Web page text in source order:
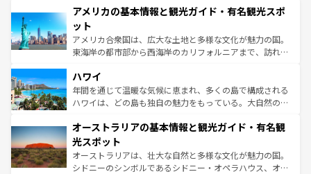
ンツ一覧を参照してほしい。
の建物がそのまま残る町や、スイスならではのユニークな
博物館もあり、アルプス観光だけでなく町歩きも満喫する
ことができる。国民の所得が高いため物価も高いが、旅行
者向けの交通パス提供のサービスもあり、うまく活用すれ
着のスイス情報は
アメリカの基本情報と観光ガイド・有名観光スポ
ット
アメリカ合衆国は、広大な土地と多様な文化が魅力の国。
東海岸の都市部から西海岸のカリフォルニアまで、訪れる
のような巨大都市は、観光、ショッピング、エンターテイ
ンメントが詰まった刺激的なスポットだ。一方、アメリカ
西部には大自然が広がり、グランドキャニオンやイエロー
部のニューオーリンズでは、音楽と美食が融合した独特の
文化が魅力。旅行者はアメリカの各地域で異なる魅力を楽
しみながら、その多様性と豊かな歴史を感じることができ
るだろう。車でのロードトリップや列車の旅も、アメリカ
ハワイ
年間を通じて温暖な気候に恵まれ、多くの島で構成される
ハワイは、どの島も独自の魅力をもっている。大自然の神
ワイ島は見逃せない。また、定番の観光地といえばオアフ
島だが、静かな自然を求めるならマウイ島やカウアイ島が
おすすめ。エメラルドグリーンに輝く海をはじめ、豊かな
文化や歴史が息づいている。「アロハスピリット」と呼ば
オーストラリアの基本情報と観光ガイド・有名観
光スポット
オーストラリアは、壮大な自然と多様な文化が魅力の国。
シドニーのシンボルであるシドニー・オペラハウス、オー